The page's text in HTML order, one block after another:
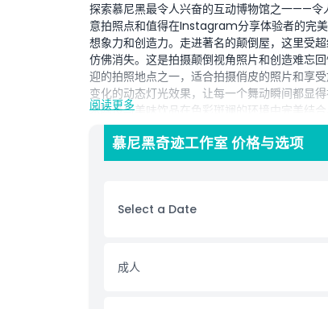
探索慕尼黑最令人兴奋的互动博物馆之一——令
意拍照点和值得在Instagram分享体验者的完
想象力和创造力。走进著名的颠倒屋，这里受
仿佛消失。这是拍摄颠倒视角照片和创造难忘
迎的拍照地点之一，适合拍摄俏皮的照片和享
变化的动态灯光效果，让每一个舞动瞬间都显
术陈设与美味饮品在色彩斑斓的环境中完美结
慕尼黑Instagram博物馆，慕尼黑奇迹工作室
包含项
儿童成人政策
阅读更多
慕尼黑奇迹工作室 价格与选项
Select a Date
成人